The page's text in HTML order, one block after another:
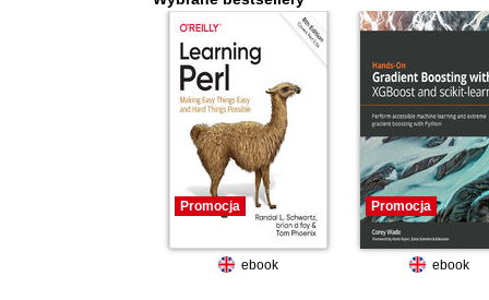
Promocja
ebook
Promocja
ebook